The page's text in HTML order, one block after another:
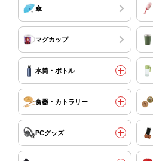
傘
マグカップ
水筒・ボトル
食器・カトラリー
PCグッズ